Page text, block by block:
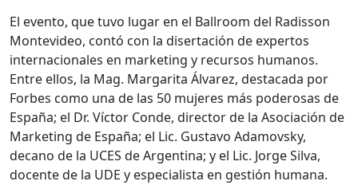
El evento, que tuvo lugar en el Ballroom del Radisson
Montevideo, contó con la disertación de expertos
internacionales en marketing y recursos humanos.
Entre ellos, la Mag. Margarita Álvarez, destacada por
Forbes como una de las 50 mujeres más poderosas de
España; el Dr. Víctor Conde, director de la Asociación de
Marketing de España; el Lic. Gustavo Adamovsky,
decano de la UCES de Argentina; y el Lic. Jorge Silva,
docente de la UDE y especialista en gestión humana.